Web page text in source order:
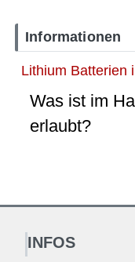
Informationen
Lithium Batterien
Was ist im
erlaubt?
INFOS